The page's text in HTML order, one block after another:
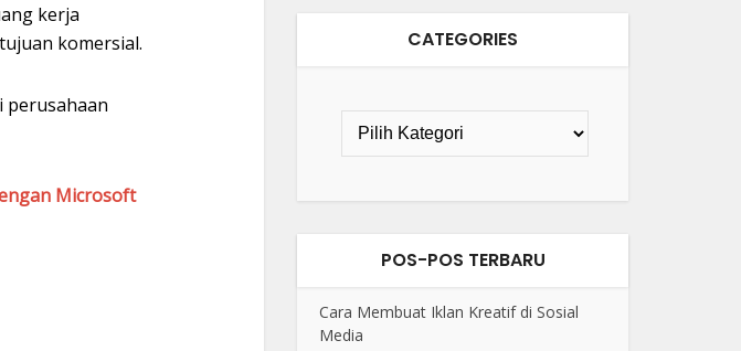
kerja
komersial.
perusahaan
Microsoft
CATEGORIES
POS-POS TERBARU
Cara Membuat Iklan Kreatif di Sosial
Media